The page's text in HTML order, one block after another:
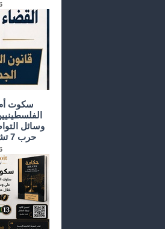
سكوت
وسائل
حرب 7 تشرين الأول/ أكتوبر